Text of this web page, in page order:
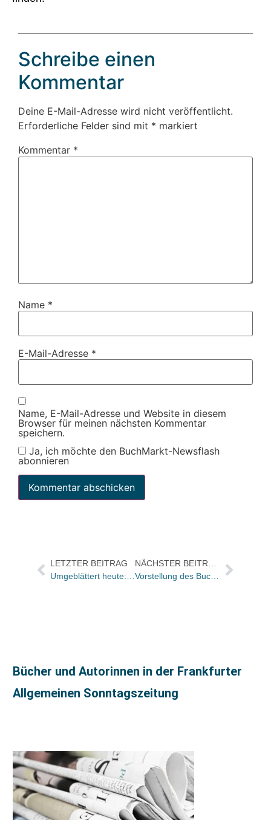
Schreibe einen
Kommentar
Deine E-Mail-Adresse wird nicht veröffentlicht.
Erforderliche Felder sind mit * markiert
Kommentar *
Name *
E-Mail-Adresse *
Name, E-Mail-Adresse und Website in diesem
Browser für meinen nächsten Kommentar
speichern.
Ja, ich möchte den BuchMarkt-Newsflash
abonnieren
LETZTER BEITRAG
Bücher und Autorinnen in der Frankfurter
Allgemeinen Sonntagszeitung